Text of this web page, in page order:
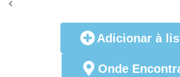
Adicionar à
Onde